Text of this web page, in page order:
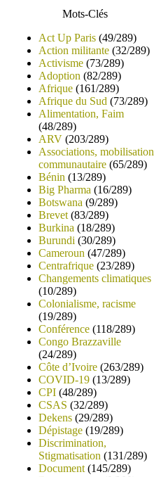
Mots-Clés
Act Up Paris (49/289)
Action militante (32/289)
Activisme (73/289)
Adoption (82/289)
Afrique (161/289)
Afrique du Sud (73/289)
Alimentation, Faim
(48/289)
ARV (203/289)
Associations, mobilisation
communautaire (65/289)
Bénin (13/289)
Big Pharma (16/289)
Botswana (9/289)
Brevet (83/289)
Burkina (18/289)
Burundi (30/289)
Cameroun (47/289)
Centrafrique (23/289)
Changements climatiques
(10/289)
Colonialisme, racisme
(19/289)
Conférence (118/289)
Congo Brazzaville
(24/289)
Côte d’Ivoire (263/289)
COVID-19 (13/289)
CPI (48/289)
CSAS (32/289)
Dekens (29/289)
Dépistage (19/289)
Discrimination,
Stigmatisation (131/289)
Document (145/289)